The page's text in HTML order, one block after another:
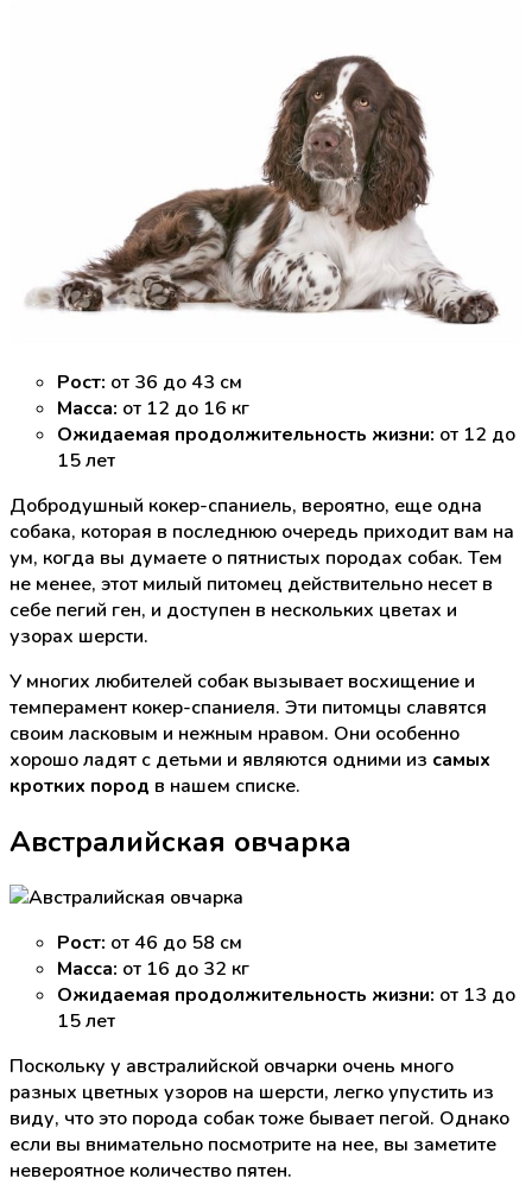
Рост: от 36 до 43 см
Масса: от 12 до 16 кг
Ожидаемая продолжительность жизни: от 12 до
15 лет
Добродушный кокер-спаниель, вероятно, еще одна
собака, которая в последнюю очередь приходит вам на
ум, когда вы думаете о пятнистых породах собак. Тем
не менее, этот милый питомец действительно несет в
себе пегий ген, и доступен в нескольких цветах и
узорах шерсти.
У многих любителей собак вызывает восхищение и
темперамент кокер-спаниеля. Эти питомцы славятся
своим ласковым и нежным нравом. Они особенно
хорошо ладят с детьми и являются одними из самых
кротких пород в нашем списке.
Австралийская овчарка
Рост: от 46 до 58 см
Масса: от 16 до 32 кг
Ожидаемая продолжительность жизни: от 13 до
15 лет
Поскольку у австралийской овчарки очень много
разных цветных узоров на шерсти, легко упустить из
виду, что это порода собак тоже бывает пегой. Однако
если вы внимательно посмотрите на нее, вы заметите
невероятное количество пятен.